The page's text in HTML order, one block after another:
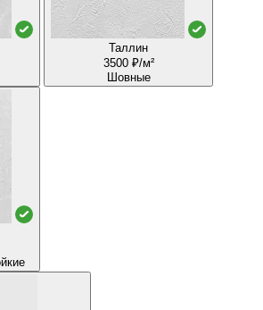
Таллин
3500 ₽/м²
Шовные